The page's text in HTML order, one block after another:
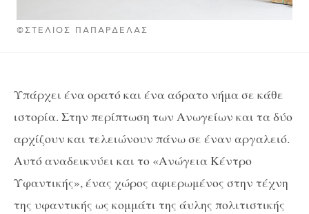
©ΣΤΕΛΙΟΣ ΠΑΠΑΡΔΕΛΑΣ
Υπάρχει ένα ορατό και ένα αόρατο νήμα σε κάθε
ιστορία. Στην περίπτωση των Ανωγείων και τα δύο
αρχίζουν και τελειώνουν πάνω σε έναν αργαλειό.
Αυτό αναδεικνύει και το «Ανώγεια Κέντρο
Υφαντικής», ένας χώρος αφιερωμένος στην τέχνη
της υφαντικής ως κομμάτι της άυλης πολιτιστικής